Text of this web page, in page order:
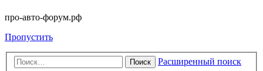
про-авто-форум.рф
Пропустить
Поиск Расширенный поиск